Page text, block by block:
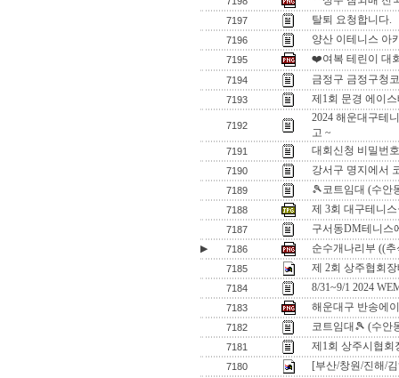
7197 탈퇴 요청합니다.
7196 양산 이테니스 아
7195 ❤️여복 테린이 대
7194 금정구 금정구청
7193 제1회 문경 에이
7192
2024 해운대구테
고 ~
7191 대회신청 비밀번
7190 강서구 명지에서
7189 🎾코트임대 (수안
7188 제 3회 대구테니
7187 구서동DM테니스
▶ 7186 순수개나리부 ((추
7185 제 2회 상주협회
7184 8/31~9/1 2024
7183 해운대구 반송에
7182 코트임대🎾 (수안
7181 제1회 상주시협회
7180 [부산/창원/진해/